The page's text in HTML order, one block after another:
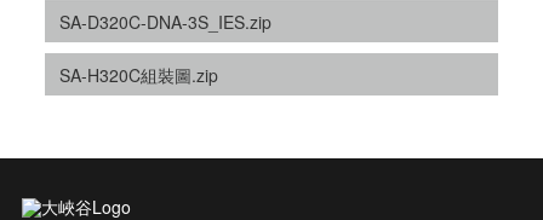
SA-D320C-DNA-3S_IES.zip
SA-H320C組裝圖.zip